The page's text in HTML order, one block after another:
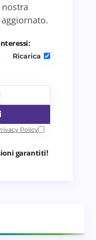
in questo browser
Ricarica
Policy
garantiti!